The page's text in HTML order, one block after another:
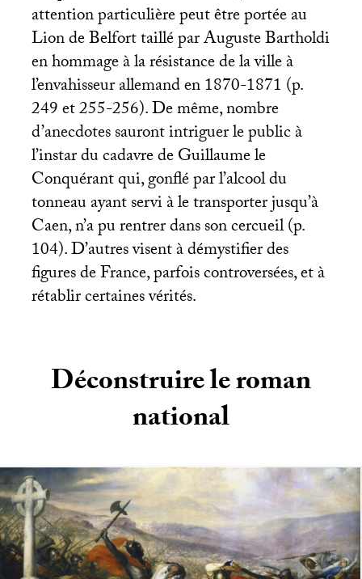
attention particulière peut être portée au
Lion de Belfort taillé par Auguste Bartholdi
en hommage à la résistance de la ville à
l’envahisseur allemand en 1870-1871 (p.
249 et 255-256). De même, nombre
d’anecdotes sauront intriguer le public à
l’instar du cadavre de Guillaume le
Conquérant qui, gonflé par l’alcool du
tonneau ayant servi à le transporter jusqu’à
Caen, n’a pu rentrer dans son cercueil (p.
104). D’autres visent à démystifier des
figures de France, parfois controversées, et à
rétablir certaines vérités.
Déconstruire le roman
national